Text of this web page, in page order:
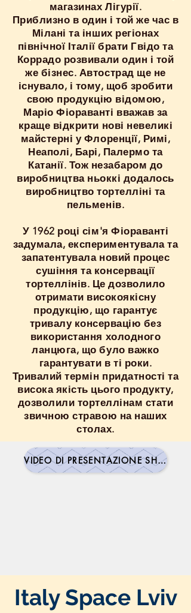
магазинах Лігурії.
Приблизно в один і той же час в
Мілані та інших регіонах
північної Італії брати Гвідо та
Коррадо розвивали один і той
же бізнес. Автострад ще не
існувало, і тому, щоб зробити
свою продукцію відомою,
Маріо Фіораванті вважав за
краще відкрити нові невеликі
майстерні у Флоренції, Римі,
Неаполі, Барі, Палермо та
Катанії. Тож незабаром до
виробництва ньоккі додалось
виробництво тортелліні та
пельменів.
У 1962 році сім'я Фіораванті
задумала, експериментувала та
запатентувала новий процес
сушіння та консервації
тортеллінів. Це дозволило
отримати високоякісну
продукцію, що гарантує
тривалу консервацію без
використання холодного
ланцюга, що було важко
гарантувати в ті роки.
Тривалий термін придатності та
висока якість цього продукту,
дозволили тортеллінам стати
звичною стравою на наших
столах.
VIDEO DI PRESENTAZIONE
Italy Space Lviv